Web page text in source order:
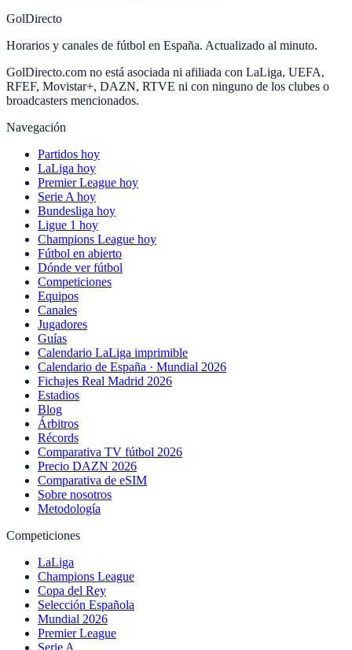
GolDirecto
Horarios y canales de fútbol en España. Actualizado al minuto.
GolDirecto.com no está asociada ni afiliada con LaLiga, UEFA,
RFEF, Movistar+, DAZN, RTVE ni con ninguno de los clubes o
broadcasters mencionados.
Navegación
Partidos hoy
LaLiga hoy
Premier League hoy
Serie A hoy
Bundesliga hoy
Ligue 1 hoy
Champions League hoy
Fútbol en abierto
Dónde ver fútbol
Competiciones
Equipos
Canales
Jugadores
Guías
Calendario LaLiga imprimible
Calendario de España · Mundial 2026
Fichajes Real Madrid 2026
Estadios
Blog
Árbitros
Récords
Comparativa TV fútbol 2026
Precio DAZN 2026
Comparativa de eSIM
Sobre nosotros
Metodología
Competiciones
LaLiga
Champions League
Copa del Rey
Selección Española
Mundial 2026
Premier League